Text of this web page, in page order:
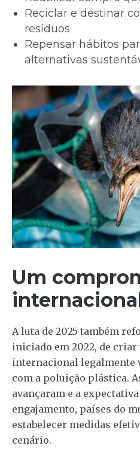
Reciclar e destinar
resíduos
Repensar hábitos
alternativas
Um
A luta de 2025 também
iniciado em 2022, de criar
internacional legalmente
com a poluição plástica.
avançaram e a
engajamento, países do
estabelecer medidas
cenário.